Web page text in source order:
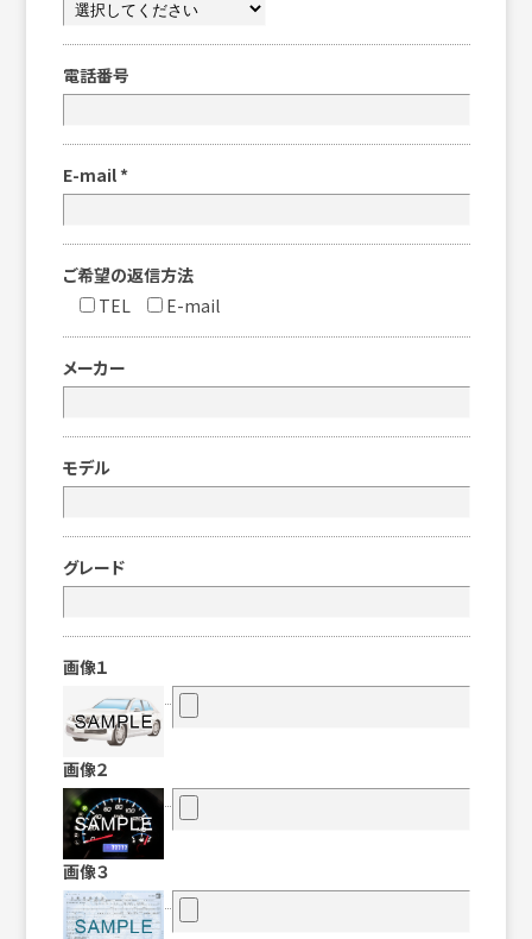
電話番号
E-mail *
ご希望の返信方法
TEL
E-mail
メーカー
モデル
グレード
画像１
画像２
画像３